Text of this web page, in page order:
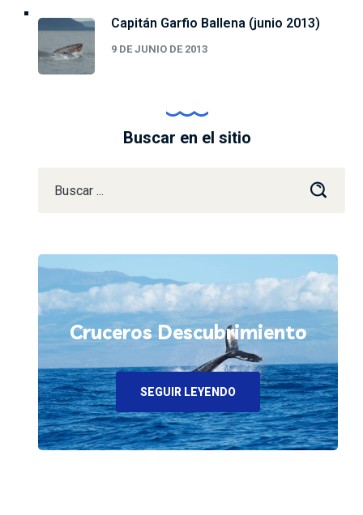
Capitán Garfio Ballena (junio 2013)
9 DE JUNIO DE 2013
Buscar en el sitio
Cruceros Descubrimiento
SEGUIR LEYENDO